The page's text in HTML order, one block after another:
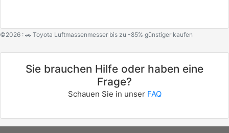
©2026 : 🚗 Toyota Luftmassenmesser bis zu -85% günstiger kaufen
Sie brauchen Hilfe oder haben eine
Frage?
Schauen Sie in unser FAQ